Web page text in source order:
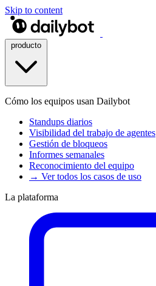
Skip to content
Cómo los equipos usan Dailybot
Standups diarios
Visibilidad del trabajo de agentes
Gestión de bloqueos
Informes semanales
Reconocimiento del equipo
→ Ver todos los casos de uso
La plataforma